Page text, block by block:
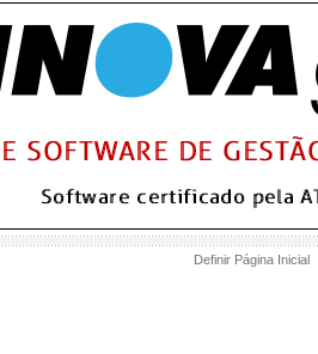
Definir Página Inicial